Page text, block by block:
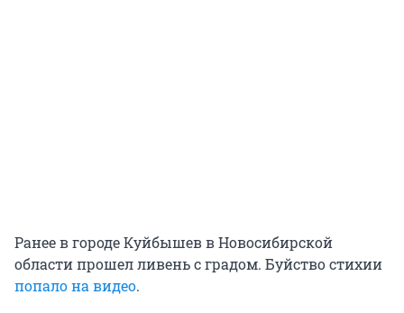
Ранее в городе Куйбышев в Новосибирской
области прошел ливень с градом. Буйство стихии
попало на видео.